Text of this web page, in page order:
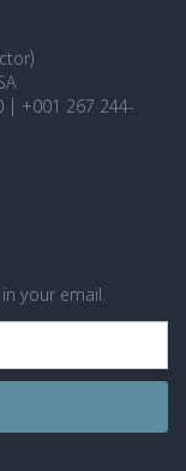
| +001 267 244-
your email.